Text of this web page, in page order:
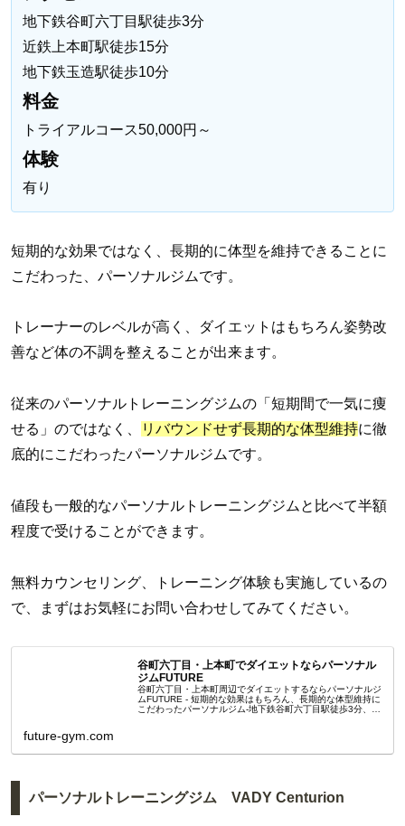
地下鉄谷町六丁目駅徒歩3分
近鉄上本町駅徒歩15分
地下鉄玉造駅徒歩10分
料金
トライアルコース50,000円～
体験
有り
短期的な効果ではなく、 長期的に体型を維持できることに
こだわった、 パーソナルジムです。
トレーナーのレベルが高く、ダイエットはもちろん姿勢改
善など体の不調を整えることが出来ます。
従来のパーソナルトレーニングジムの「短期間で一気に痩
せる」のではなく、
リバウンドせず長期的な体型維持に徹
底的にこだわったパーソナルジムです。
値段も一般的なパーソナルトレーニングジムと比べて半額
程度で受けることができます。
無料カウンセリング、トレーニング体験も実施しているの
で、まずはお気軽にお問い合わせしてみてください。
谷町六丁目・上本町でダイエットならパーソナル
ジムFUTURE
谷町六丁目・上本町周辺でダイエットするならパーソナルジ
ムFUTURE - 短期的な効果はもちろん、長期的な体型維持に
こだわったパーソナルジム-地下鉄谷町六丁目駅徒歩3分、近
future-gym.com
パーソナルトレーニングジム VADY Centurion